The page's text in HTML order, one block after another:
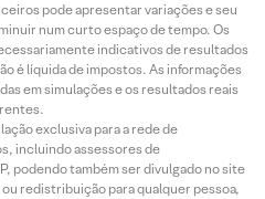
pode apresentar variações e seu
num curto espaço de tempo. Os
indicativos de resultados
é líquida de impostos. As informações
em simulações e os resultados reais
exclusiva para a rede de
incluindo assessores de
podendo também ser divulgado no site
redistribuição para qualquer pessoa,